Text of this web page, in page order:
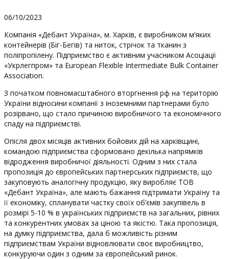
06/10/2023
Компанія «Дебант Україна», м. Харків, є виробником м’яких
контейнерів (Біг-Бегів) та ниток, стрічок та тканин з
поліпропілену. Підприємство є активним учасником Асоціації
«Укрлегпром» та European Flexible Intermediate Bulk Container
Association.
З початком повномасштабного вторгнення рф на територію
України відносини компанії з іноземними партнерами було
розірвано, що стало причиною виробничого та економічного
спаду на підприємстві.
Опісля двох місяців активних бойових дій на харківщині,
командою підприємства сформовано декілька напрямків
відродження виробничої діяльності. Одним з них стала
пропозиція до європейських партнерських підприємств, що
закуповують аналогічну продукцію, яку виробляє ТОВ
«Дебант Україна», але мають бажання підтримати Україну та
її економіку, спланувати частку своїх об’ємів закупівель в
розмірі 5-10 % в українських підприємств на загальних, рівних
та конкурентних умовах за ціною та якістю. Така пропозиція,
на думку підприємства, дала б можливість різним
підприємствам України відновлювати своє виробництво,
конкуруючи один з одним за європейський ринок.